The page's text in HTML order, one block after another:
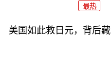
最热
美国如此救日元，背后